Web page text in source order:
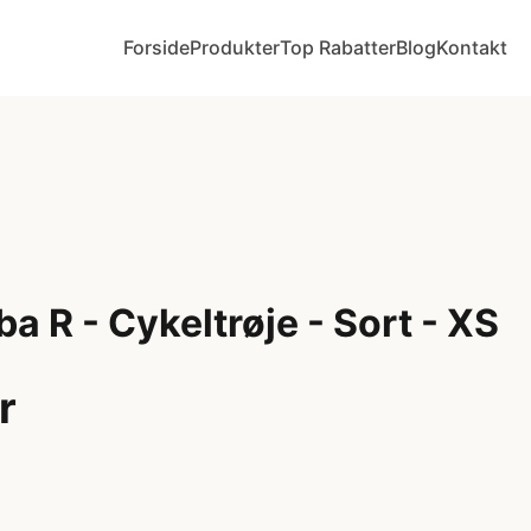
ForsideProdukterTop RabatterBlogKontakt
R - Cykeltrøje - Sort - XS